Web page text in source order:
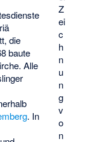
Z
ei
c
h
n
u
n
g
v
o
n
die
baute
Alle
. In